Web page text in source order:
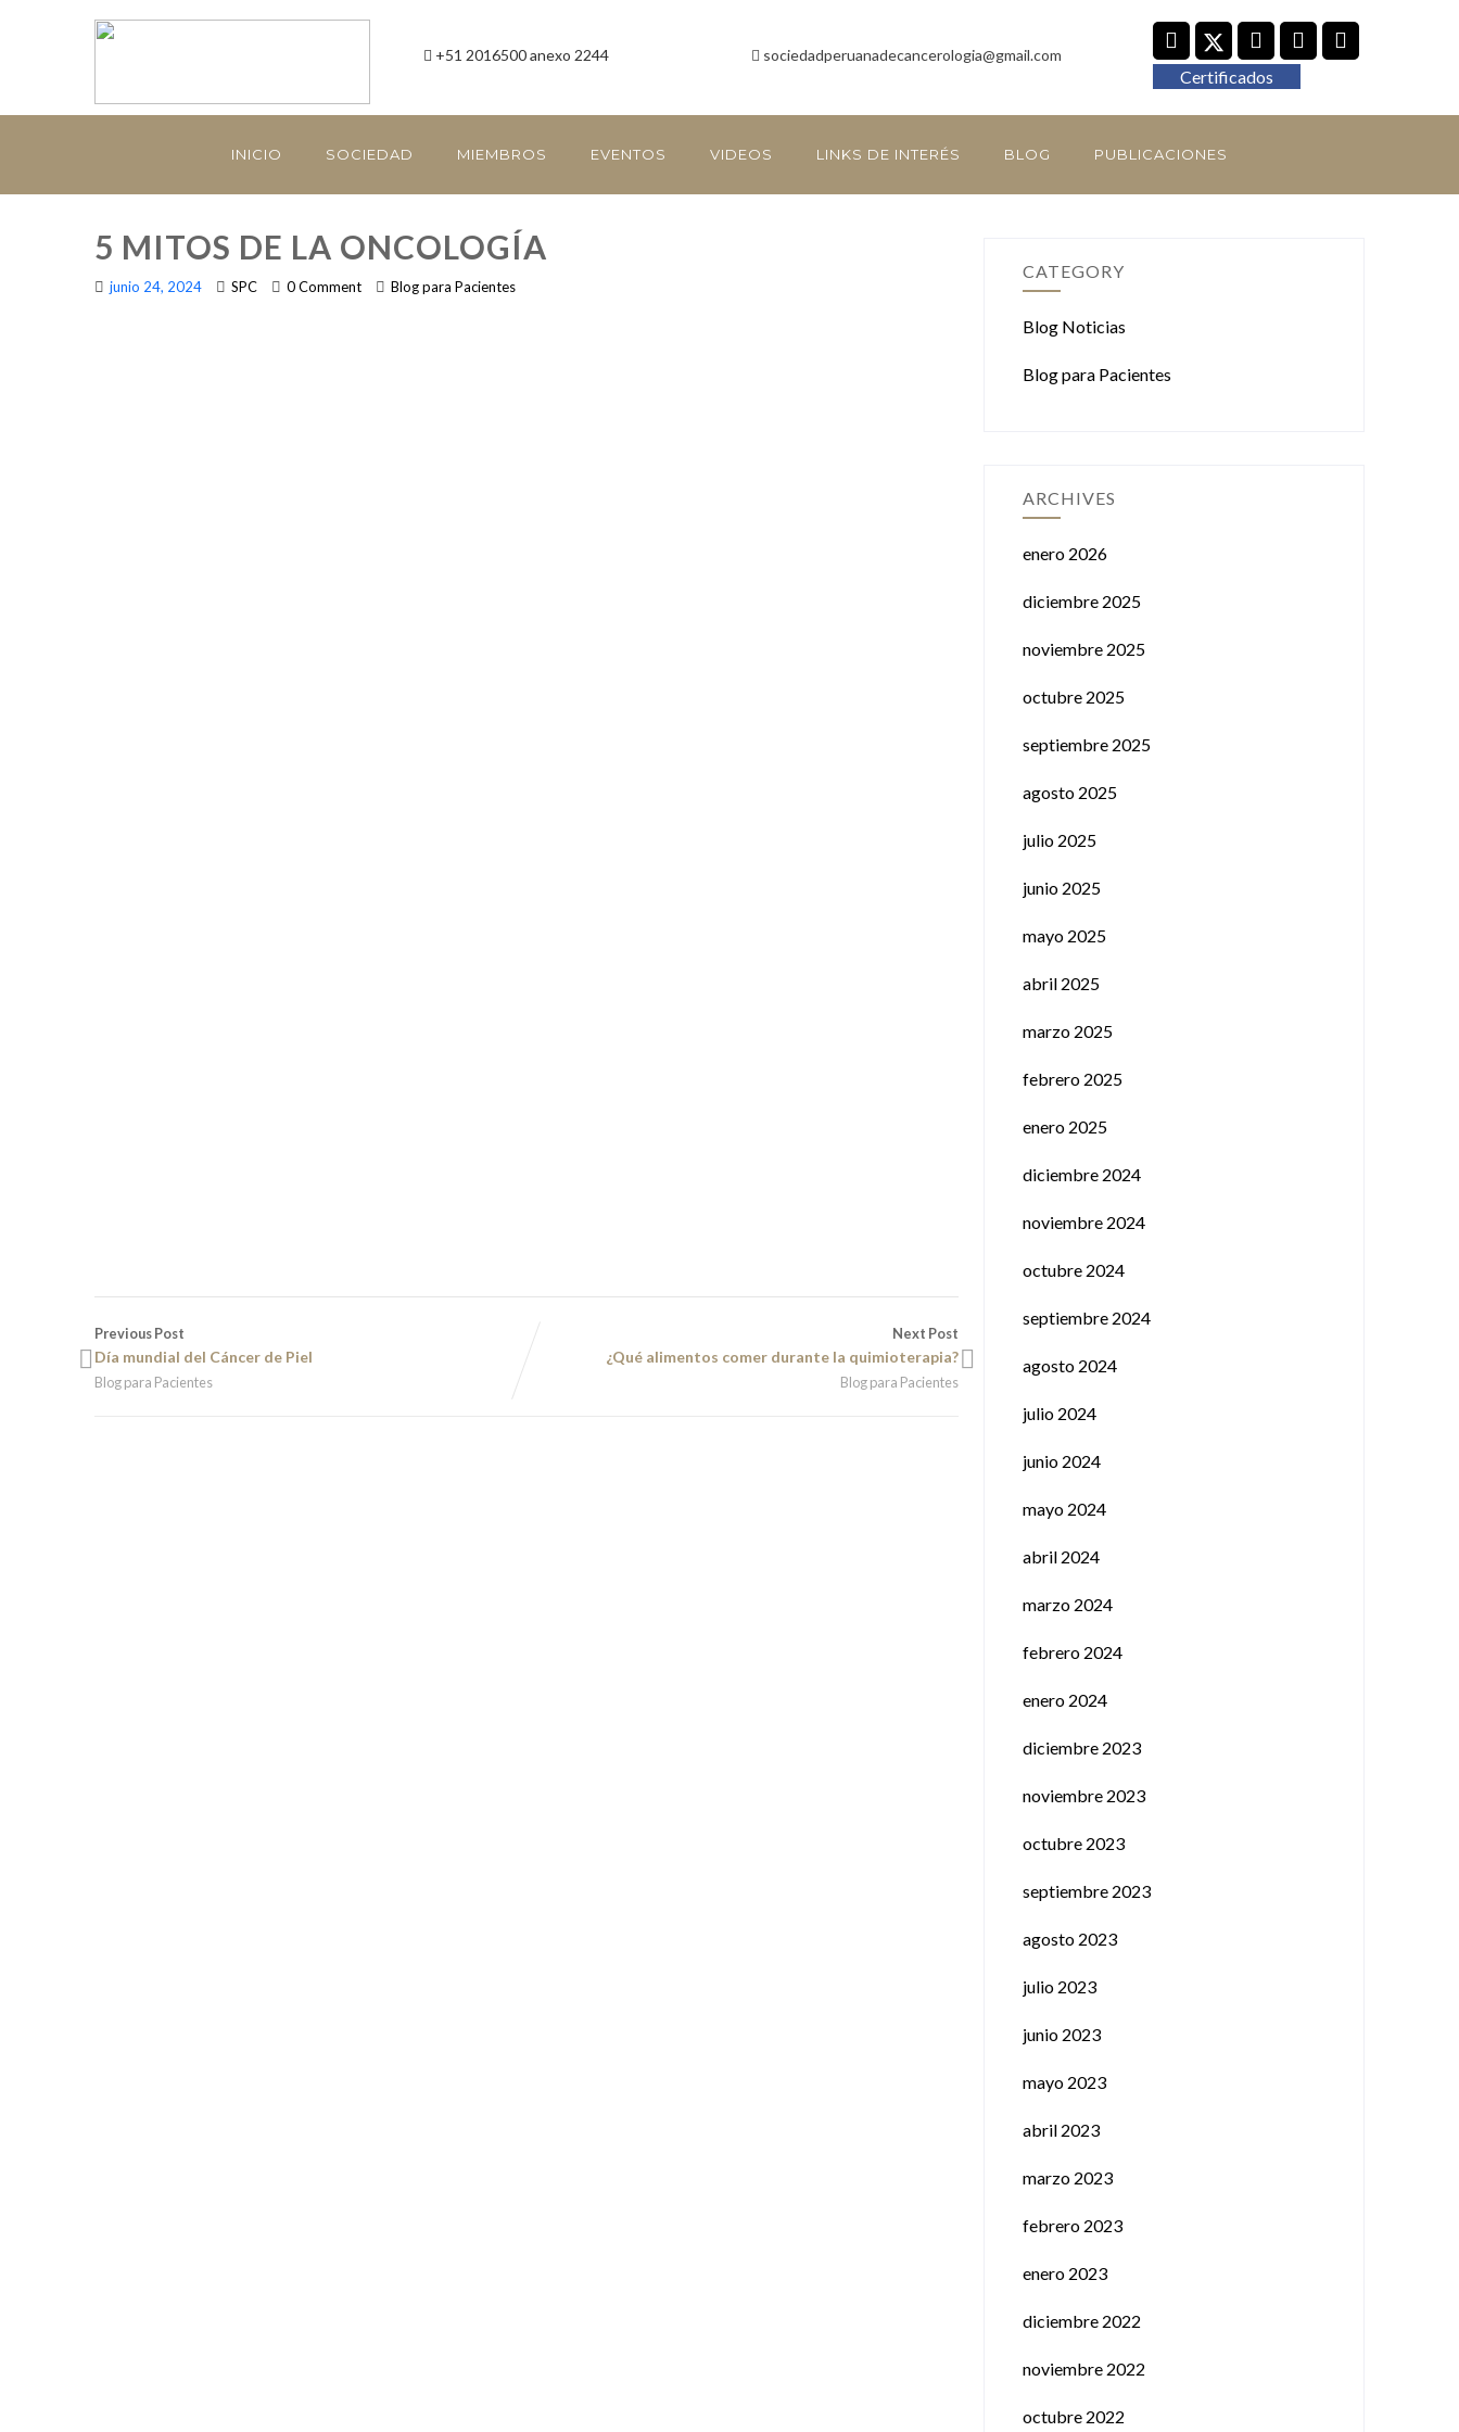
+51 2016500 anexo 2244 sociedadperuanadecancerologia@gmail.com
Certificados
INICIO SOCIEDAD MIEMBROS EVENTOS VIDEOS LINKS DE INTERÉS BLOG PUBLICACIONES
5 MITOS DE LA ONCOLOGÍA
junio 24, 2024 SPC 0 Comment Blog para Pacientes
Previous Post
Día mundial del Cáncer de Piel
Blog para Pacientes
Next Post
¿Qué alimentos comer durante la quimioterapia?
Blog para Pacientes
CATEGORY
Blog Noticias
Blog para Pacientes
ARCHIVES
enero 2026
diciembre 2025
noviembre 2025
octubre 2025
septiembre 2025
agosto 2025
julio 2025
junio 2025
mayo 2025
abril 2025
marzo 2025
febrero 2025
enero 2025
diciembre 2024
noviembre 2024
octubre 2024
septiembre 2024
agosto 2024
julio 2024
junio 2024
mayo 2024
abril 2024
marzo 2024
febrero 2024
enero 2024
diciembre 2023
noviembre 2023
octubre 2023
septiembre 2023
agosto 2023
julio 2023
junio 2023
mayo 2023
abril 2023
marzo 2023
febrero 2023
enero 2023
diciembre 2022
noviembre 2022
octubre 2022